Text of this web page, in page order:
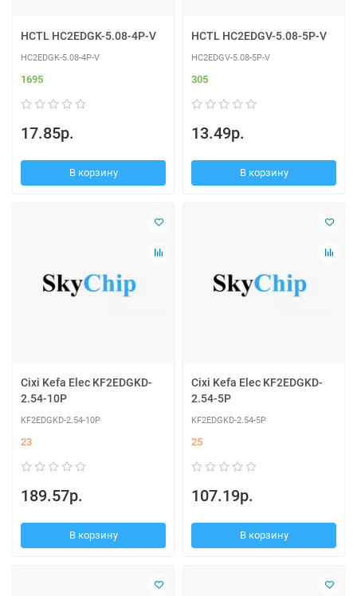
HCTL HC2EDGK-5.08-4P-V
HC2EDGK-5.08-4P-V
1695
17.85р.
В корзину
HCTL HC2EDGV-5.08-5P-V
HC2EDGV-5.08-5P-V
305
13.49р.
В корзину
Cixi Kefa Elec KF2EDGKD-
2.54-10P
KF2EDGKD-2.54-10P
23
189.57р.
В корзину
Cixi Kefa Elec KF2EDGKD-
2.54-5P
KF2EDGKD-2.54-5P
25
107.19р.
В корзину